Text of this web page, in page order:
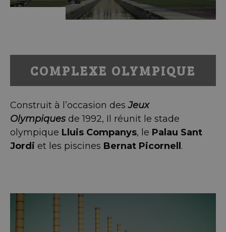
COMPLEXE OLYMPIQUE
Construit à l’occasion desJeux
Olympiques de 1992, Il réunit le stade
olympique Lluis Companys, le Palau Sant
Jordi et les piscines Bernat Picornell .